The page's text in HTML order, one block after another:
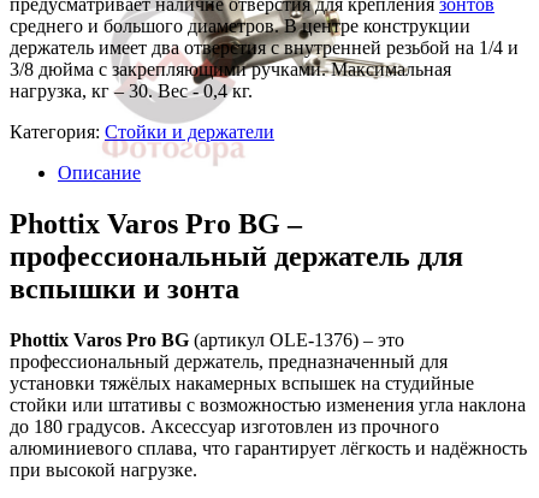
среднего и большого диаметров. В центре конструкции
держатель имеет два отверстия с внутренней резьбой на 1/4 и
3/8 дюйма с закрепляющими ручками. Максимальная
нагрузка, кг – 30. Вес - 0,4 кг.
Категория: Стойки и держатели
Описание
Phottix Varos Pro BG –
профессиональный держатель для
вспышки и зонта
Phottix Varos Pro BG (артикул OLE-1376) – это
профессиональный держатель, предназначенный для
установки тяжёлых накамерных вспышек на студийные
стойки или штативы с возможностью изменения угла наклона
до 180 градусов. Аксессуар изготовлен из прочного
алюминиевого сплава, что гарантирует лёгкость и надёжность
при высокой нагрузке.